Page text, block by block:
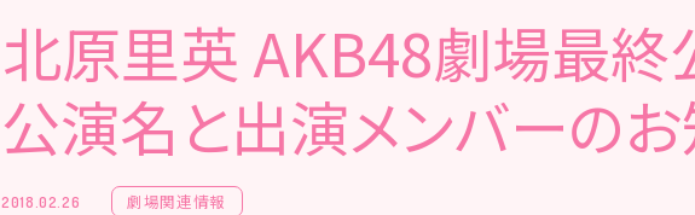
北原里英 AKB48劇場最
公演名と出演メンバーの
2018.02.26 劇場関連情報